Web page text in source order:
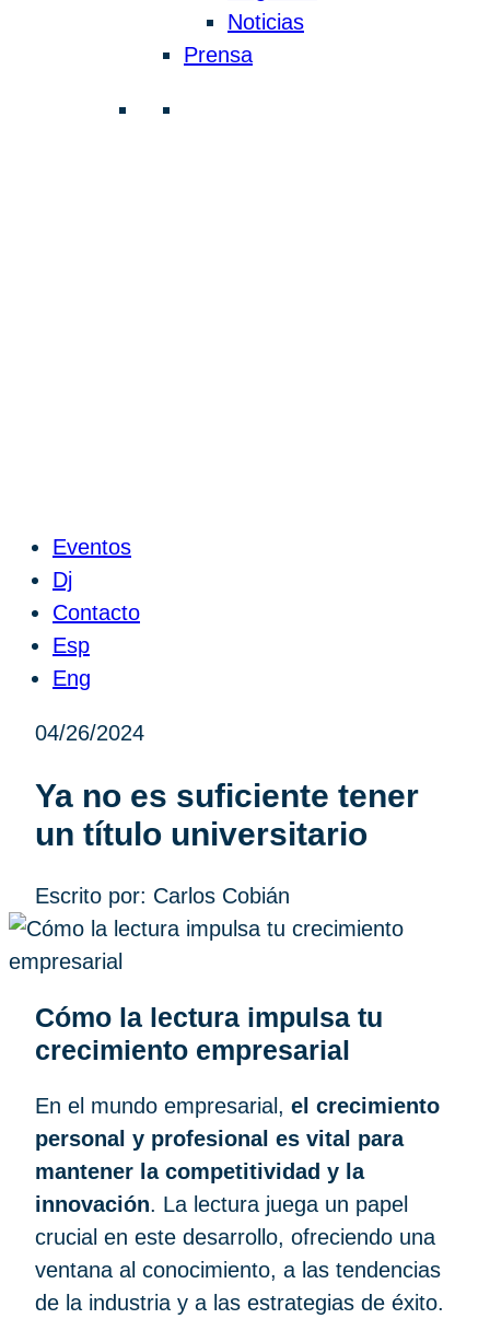
Noticias
Prensa
Eventos
Dj
Contacto
Esp
Eng
04/26/2024
Ya no es suficiente tener
un título universitario
Escrito por: Carlos Cobián
Cómo la lectura impulsa tu
crecimiento empresarial
En el mundo empresarial, el crecimiento
personal y profesional es vital para
mantener la competitividad y la
innovación. La lectura juega un papel
crucial en este desarrollo, ofreciendo una
ventana al conocimiento, a las tendencias
de la industria y a las estrategias de éxito.